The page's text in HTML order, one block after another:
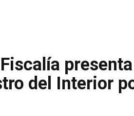
del Interior